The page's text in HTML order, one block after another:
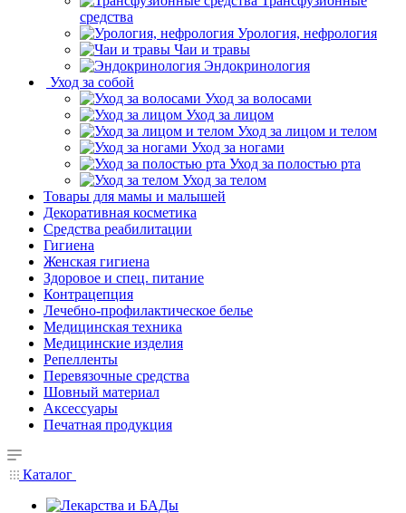
средства
Урология, нефрология
Чаи и травы
Эндокринология
Уход за собой
Уход за волосами
Уход за лицом
Уход за лицом и телом
Уход за ногами
Уход за полостью рта
Уход за телом
Товары для мамы и малышей
Декоративная косметика
Средства реабилитации
Гигиена
Женская гигиена
Здоровое и спец. питание
Контрацепция
Лечебно-профилактическое белье
Медицинская техника
Медицинские изделия
Репелленты
Перевязочные средства
Шовный материал
Аксессуары
Печатная продукция
Каталог